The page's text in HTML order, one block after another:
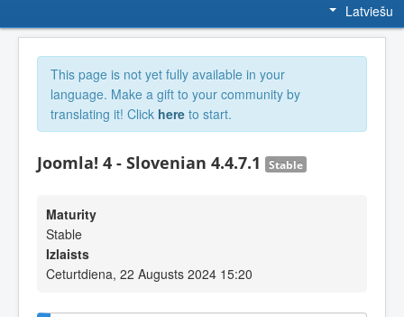
Latviešu
This page is not yet fully available in your
language. Make a gift to your community by
translating it! Click here to start.
Joomla! 4 - Slovenian 4.4.7.1 Stable
Maturity
Stable
Izlaists
Ceturtdiena, 22 Augusts 2024 15:20